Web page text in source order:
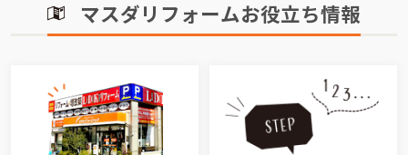
マスダリフォームお役立ち情報